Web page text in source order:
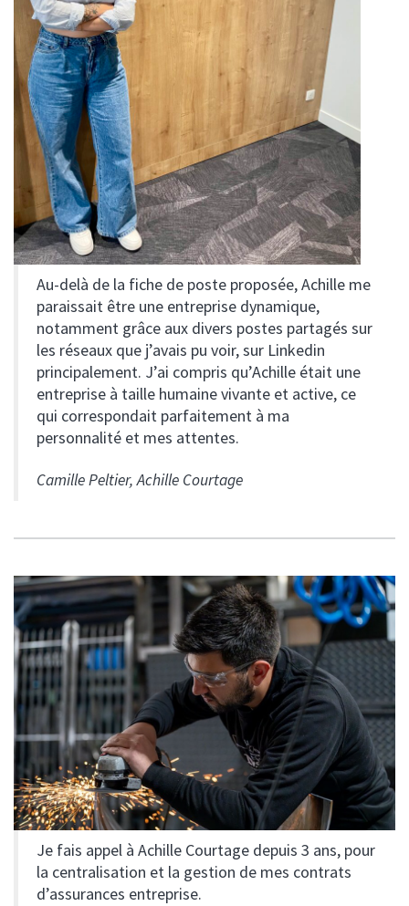
Au-delà de la fiche de poste proposée, Achille me
paraissait être une entreprise dynamique,
notamment grâce aux divers postes partagés sur
les réseaux que j’avais pu voir, sur Linkedin
principalement. J’ai compris qu’Achille était une
entreprise à taille humaine vivante et active, ce
qui correspondait parfaitement à ma
personnalité et mes attentes.
Camille Peltier, Achille Courtage
Je fais appel à Achille Courtage depuis 3 ans, pour
la centralisation et la gestion de mes contrats
d’assurances entreprise.